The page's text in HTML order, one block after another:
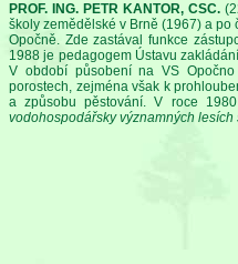
PROF. ING. PETR KANTOR, CSC.
školy zemědělské v Brně (1967) a
Opočně. Zde zastával funkce
1988 je pedagogem Ústavu
V období působení na VS
porostech, zejména však k
a způsobu pěstování. V roce
vodohospodářsky významných lesích